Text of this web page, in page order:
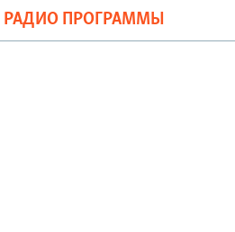
РАДИО ПРОГРАММЫ